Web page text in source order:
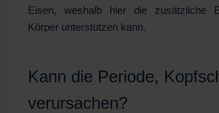
Eisen, weshalb hier die zusätzliche
Körper unterstützen kann.
Kann die Periode,
verursachen?